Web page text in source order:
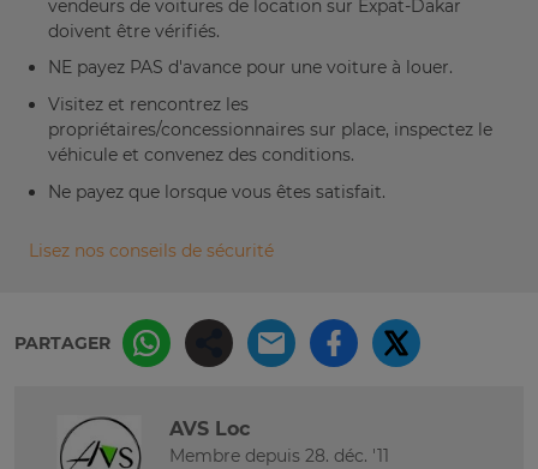
vendeurs de voitures de location sur Expat-Dakar
doivent être vérifiés.
NE payez PAS d'avance pour une voiture à louer.
Visitez et rencontrez les
propriétaires/concessionnaires sur place, inspectez le
véhicule et convenez des conditions.
Ne payez que lorsque vous êtes satisfait.
Lisez nos conseils de sécurité
PARTAGER
AVS Loc
Membre depuis 28. déc. '11